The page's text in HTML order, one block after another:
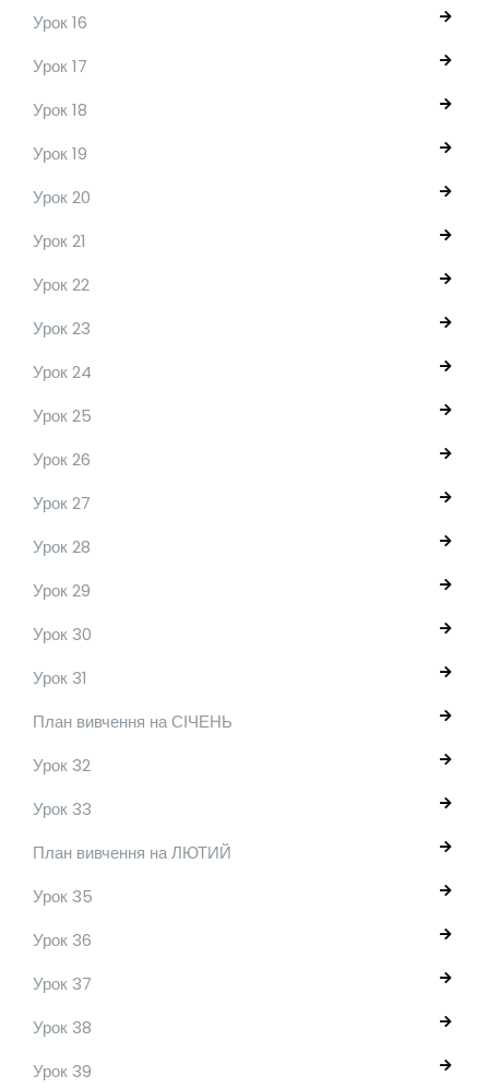
Урок 16
Урок 17
Урок 18
Урок 19
Урок 20
Урок 21
Урок 22
Урок 23
Урок 24
Урок 25
Урок 26
Урок 27
Урок 28
Урок 29
Урок 30
Урок 31
План вивчення на СІЧЕНЬ
Урок 32
Урок 33
План вивчення на ЛЮТИЙ
Урок 35
Урок 36
Урок 37
Урок 38
Урок 39